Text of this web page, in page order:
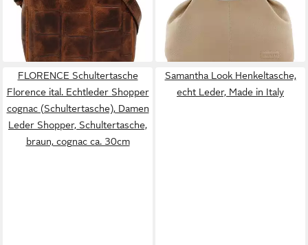
-22%
lieferbar - in 1-2 Werktagen bei dir
lieferbar - in 2-3 Werktagen bei dir
FLORENCE Schultertasche
Florence ital. Echtleder Shopper
cognac (Schultertasche), Damen
Leder Shopper, Schultertasche,
braun, cognac ca. 30cm
Samantha Look Henkeltasche,
echt Leder, Made in Italy